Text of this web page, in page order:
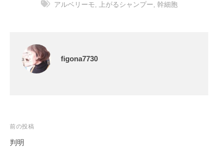
アルベリーモ, 上がるシャンプー, 幹細胞
figona7730
前の投稿
判明